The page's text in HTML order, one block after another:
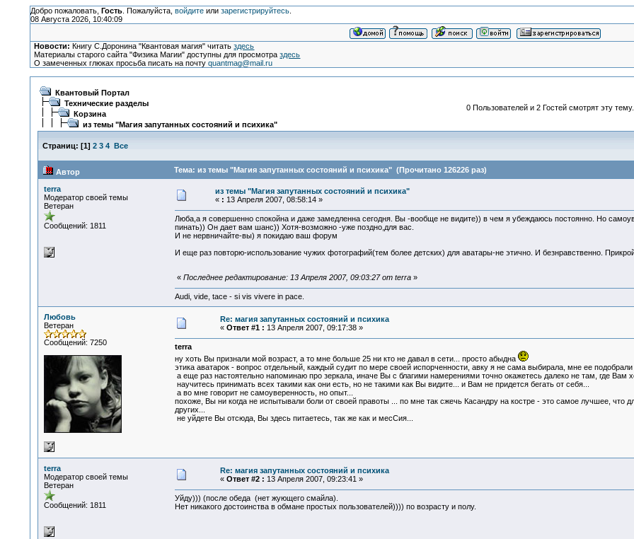
Добро пожаловать, Гость. Пожалуйста, войдитеили зарегистрируйтесь.
08 Августа 2026, 10:40:09
Новости: Книгу С.Доронина "Квантовая магия" читатьздесь
Материалы старого сайта "Физика Магии" доступны для просмотраздесь
О замеченных глюках просьба писать на почтуquantmag@mail.ru
Квантовый Портал
Технические разделы
Корзина
из темы "Магия запутанных состояний и психика"
0 Пользователей и 2 Гостей смотрят эту тему.
Страниц: [1] 2 3 4 Все
Автор Тема: из темы "Магия запутанных состояний и психика" (Прочитано 126226 раз)
terra
Модератор своей темы
Ветеран
Сообщений: 1811
из темы "Магия запутанных состояний и психика"
« : 13 Апреля 2007, 08:58:14 »
Люба,а я совершенно спокойна и даже замедленна сегодня. Вы -вообще не видите)) в чем я убеждаюсь постоянно. Но
пинать)) Он дает вам шанс)) Хотя-возможно -уже поздно,для вас.
И не нервничайте-вы) я покидаю ваш форум
И еще раз повторю-использование чужих фотографий(тем более детских) для аватары-не этично. И безнравственно.
« Последнее редактирование: 13 Апреля 2007, 09:03:27 от terra»
Audi, vide, tace - si vis vivere in pace.
Любовь
Ветеран
Сообщений: 7250
Re: магия запутанных состояний и психика
« Ответ #1 : 13 Апреля 2007, 09:17:38 »
terra
ну хоть Вы признали мой возраст, а то мне больше 25 ни кто не давал в сети... просто абыдна
этика аватарок - вопрос отдельный, каждый судит по мере своей испорченности, авку я не сама выбирала, мне ее
а еще раз настоятельно напоминаю про зеркала, иначе Вы с благими намерениями точно окажетесь далеко не там, где Вам
научитесь принимать всех такими как они есть, но не такими как Вы видите... и Вам не придется бегать от себя...
а во мне говорит не самоуверенность, но опыт...
похоже, Вы ни когда не испытывали боли от своей правоты ... по мне так сжечь Касандру на костре - это самое лучшее, что
других...
не уйдете Вы отсюда, Вы здесь питаетесь, так же как и месСия...
terra
Модератор своей темы
Ветеран
Сообщений: 1811
Re: магия запутанных состояний и психика
« Ответ #2 : 13 Апреля 2007, 09:23:41 »
Уйду))) (после обеда (нет жующего смайла).
Нет никакого достоинства в обмане простых пользователей)))) по возрасту и полу.